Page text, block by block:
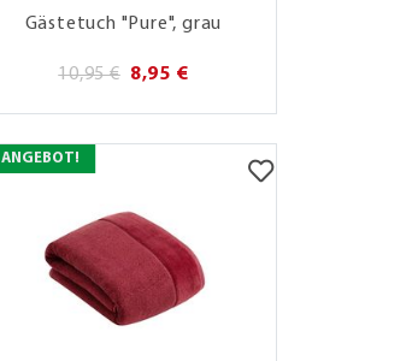
Gästetuch "Pure", grau
10,95 € 8,95 €
ANGEBOT!